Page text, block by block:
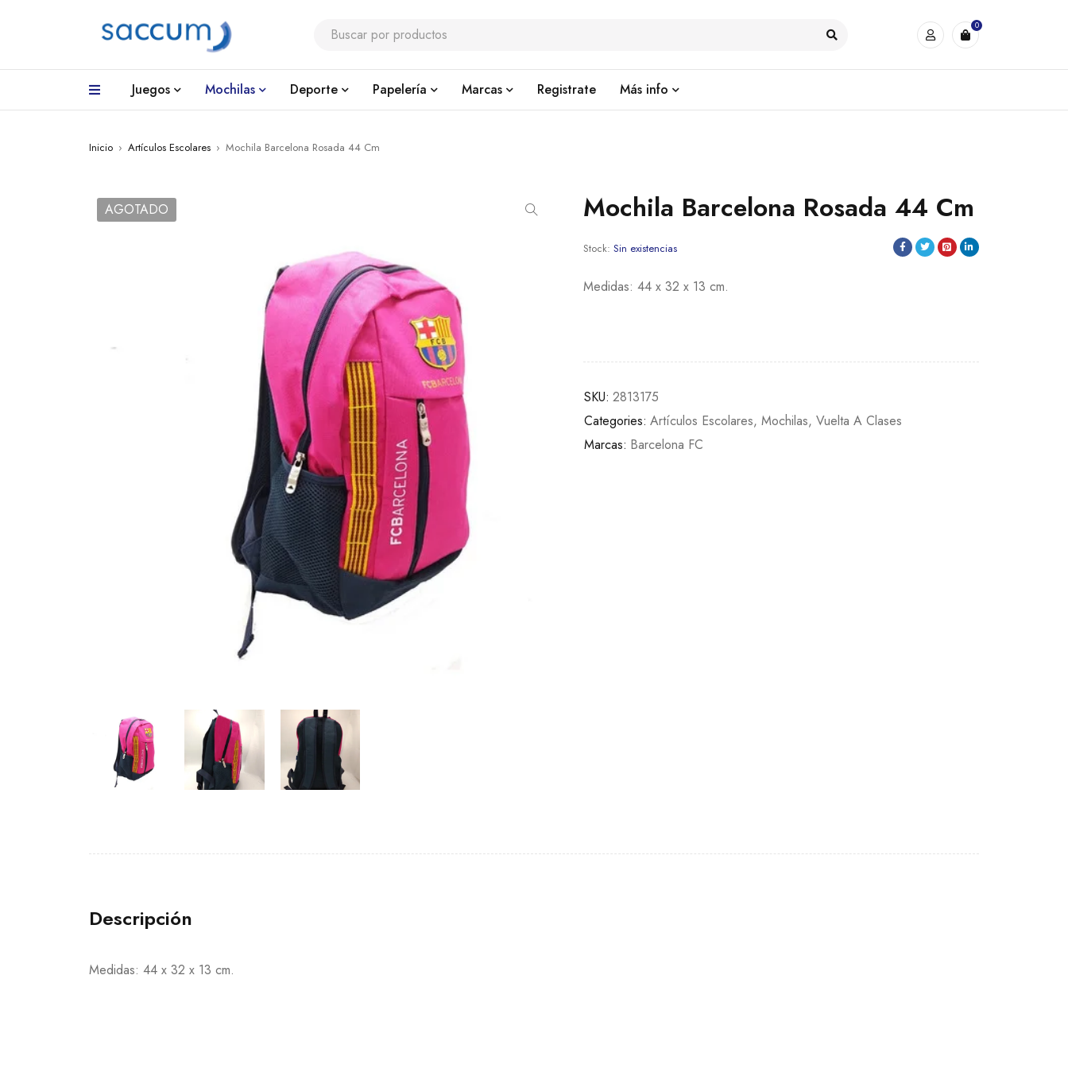
0
Juegos Mochilas Deporte Papelería Marcas Registrate Más info
Inicio › Artículos Escolares › Mochila Barcelona Rosada 44 Cm
AGOTADO Mochila Barcelona Rosada 44 Cm
Stock: Sin existencias
Medidas: 44 x 32 x 13 cm.
SKU: 2813175
Categories: Artículos Escolares,Mochilas,Vuelta A Clases
Marcas: Barcelona FC
Descripción
Medidas: 44 x 32 x 13 cm.